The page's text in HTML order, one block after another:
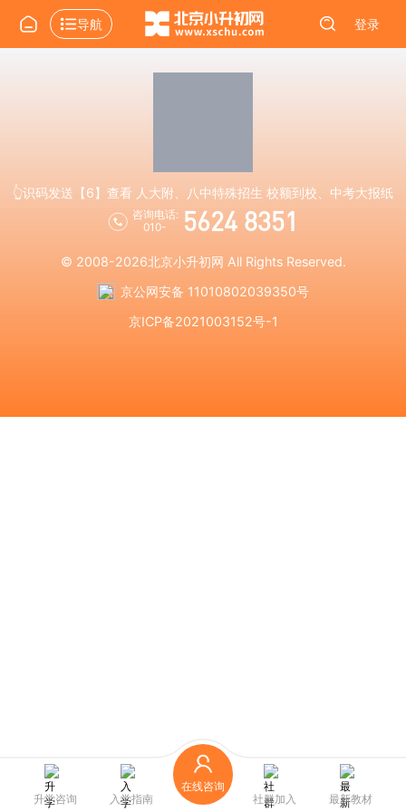
导航 登录
👆识码发送【6】查看 人大附、八中特殊招生 校额到校、中考大报纸
咨询电话:
010-
5624 8351
© 2008-2026北京小升初网 All Rights Reserved.
京公网安备 11010802039350号
京ICP备2021003152号-1
升学咨询 入学指南
在线咨询
社群加入
最新教材